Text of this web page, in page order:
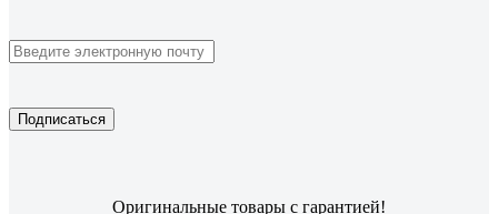
Подписаться
Оригинальные товары с гарантией!